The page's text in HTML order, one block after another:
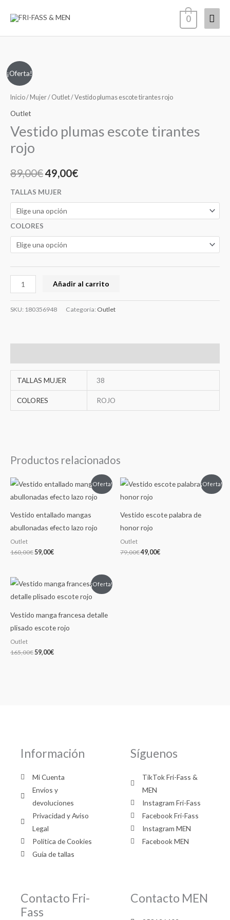
0
¡Oferta!
Inicio/ Mujer/ Outlet/ Vestido plumas escote tirantes rojo
Outlet
Vestido plumas escote tirantes
rojo
89,00€
precio
era:
49,00€
precio
es:
TALLAS MUJER
COLORES
Vestido
plumas
escote
tirantes
cantidad
Añadir al carrito
SKU: 180356948 Categoría: Outlet
TALLAS MUJER 38
COLORES ROJO
Productos relacionados
¡Oferta!
Vestido entallado mangas
abullonadas efecto lazo rojo
Outlet
160,00€
El
precio
original
160,00€.
59,00€
precio
actual
59,00€.
¡Oferta!
Vestido escote palabra de
honor rojo
Outlet
79,00€
El
precio
original
79,00€.
49,00€
precio
49,00€.
¡Oferta!
Vestido manga francesa detalle
plisado escote rojo
Outlet
165,00€
El
precio
original
165,00€.
59,00€
precio
actual
59,00€.
Información
Mi Cuenta
Envíos y
devoluciones
Privacidad y Aviso
Legal
Política de Cookies
Guía de tallas
Síguenos
TikTok Fri-Fass &
MEN
Instagram Fri-Fass
Facebook Fri-Fass
Instagram MEN
Facebook MEN
Contacto Fri-
Fass
Contacto MEN